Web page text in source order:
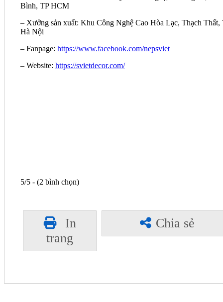
Bình, TP HCM
– Xưởng sản xuất: Khu Công Nghệ Cao Hòa Lạc, Thạch Thất,
Hà Nội
– Fanpage: https://www.facebook.com/nepsviet
– Website: https://svietdecor.com/
5/5 - (2 bình chọn)
In
trang
Chia sẻ